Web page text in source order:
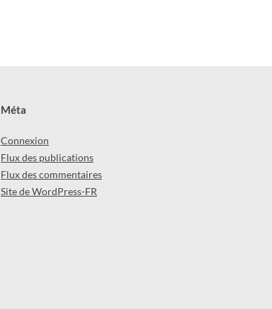
Méta
Connexion
Flux des publications
Flux des commentaires
Site de WordPress-FR